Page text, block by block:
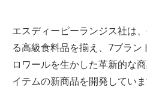
エスディーピーランジス社は
る高級食料品を揃え、7ブラ
ロワールを生かした革新的な
イテムの新商品を開発していま